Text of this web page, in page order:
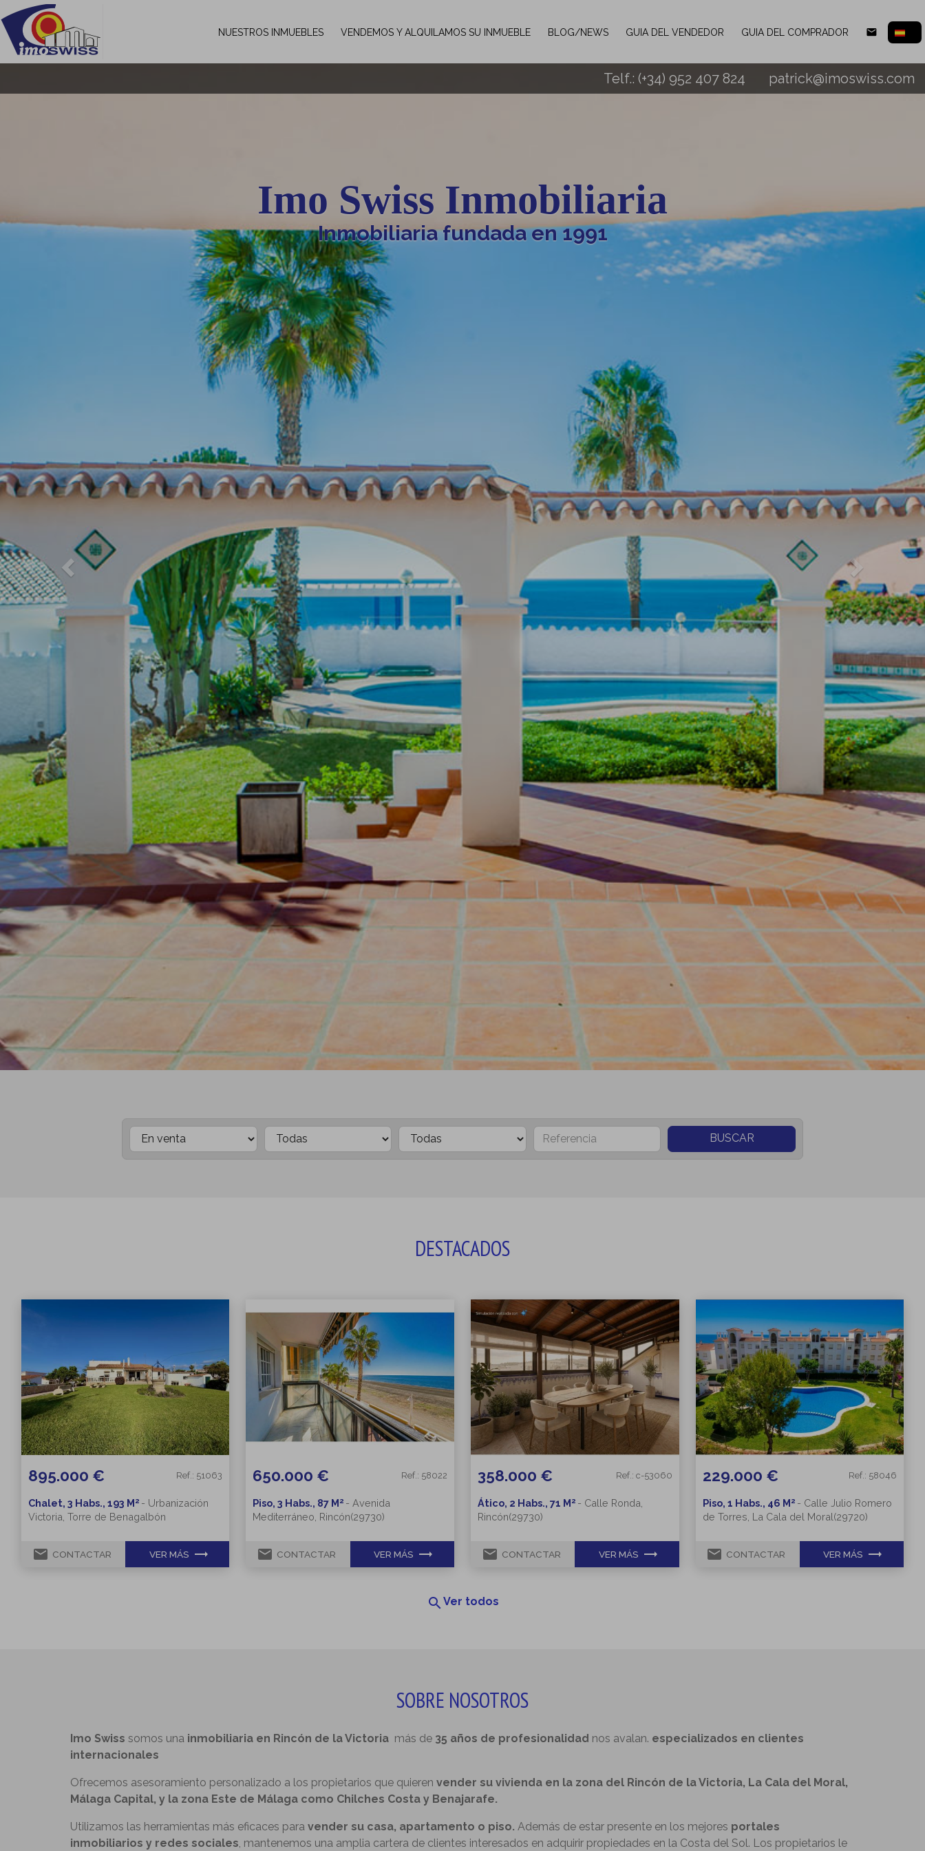
NUESTROS INMUEBLES VENDEMOS Y ALQUILAMOS SU INMUEBLE BLOG/NEWS GUIA DEL VENDEDOR GUIA DEL COMPRADOR email
Imo Swiss Inmobiliaria
35 años de experiencia profesional nos avalan
Telf.: (+34) 952 407 824 patrick@imoswiss.com
BUSCAR
DESTACADOS
895.000 € Ref.: 51063
Chalet, 3 Habs., 193 M2 - Urbanización
Victoria, Torre de Benagalbón
email CONTACTAR VER MÁS trending_flat
650.000 € Ref.: 58022
Piso, 3 Habs., 87 M2 - Avenida
Mediterráneo, Rincón(29730)
email CONTACTAR VER MÁS trending_flat
358.000 € Ref.: c-53060
Ático, 2 Habs., 71 M2 - Calle Ronda,
Rincón(29730)
email CONTACTAR VER MÁS trending_flat
229.000 € Ref.: 58046
Piso, 1 Habs., 46 M2 - Calle Julio Romero
de Torres, La Cala del Moral(29720)
email CONTACTAR VER MÁS trending_flat
search Ver todos
SOBRE NOSOTROS
Imo Swiss somos una inmobiliaria en Rincón de la Victoria más de 35 años de profesionalidad nos avalan. especializados en clientes
internacionales
Ofrecemos asesoramiento personalizado a los propietarios que quieren vender su vivienda en la zona del Rincón de la Victoria, La Cala del Moral,
Málaga Capital, y la zona Este de Málaga como Chilches Costa y Benajarafe.
Utilizamos las herramientas más eficaces para vender su casa, apartamento o piso. Además de estar presente en los mejores portales
inmobiliarios y redes sociales, mantenemos una amplia cartera de clientes interesados en adquirir propiedades en la Costa del Sol. Los propietarios le